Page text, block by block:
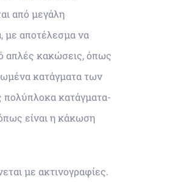
από μεγάλη
με αποτέλεσμα να
απλές κακώσεις, όπως
κατάγματα των
κατάγματα-
είναι η κάκωση
με ακτινογραφίες.